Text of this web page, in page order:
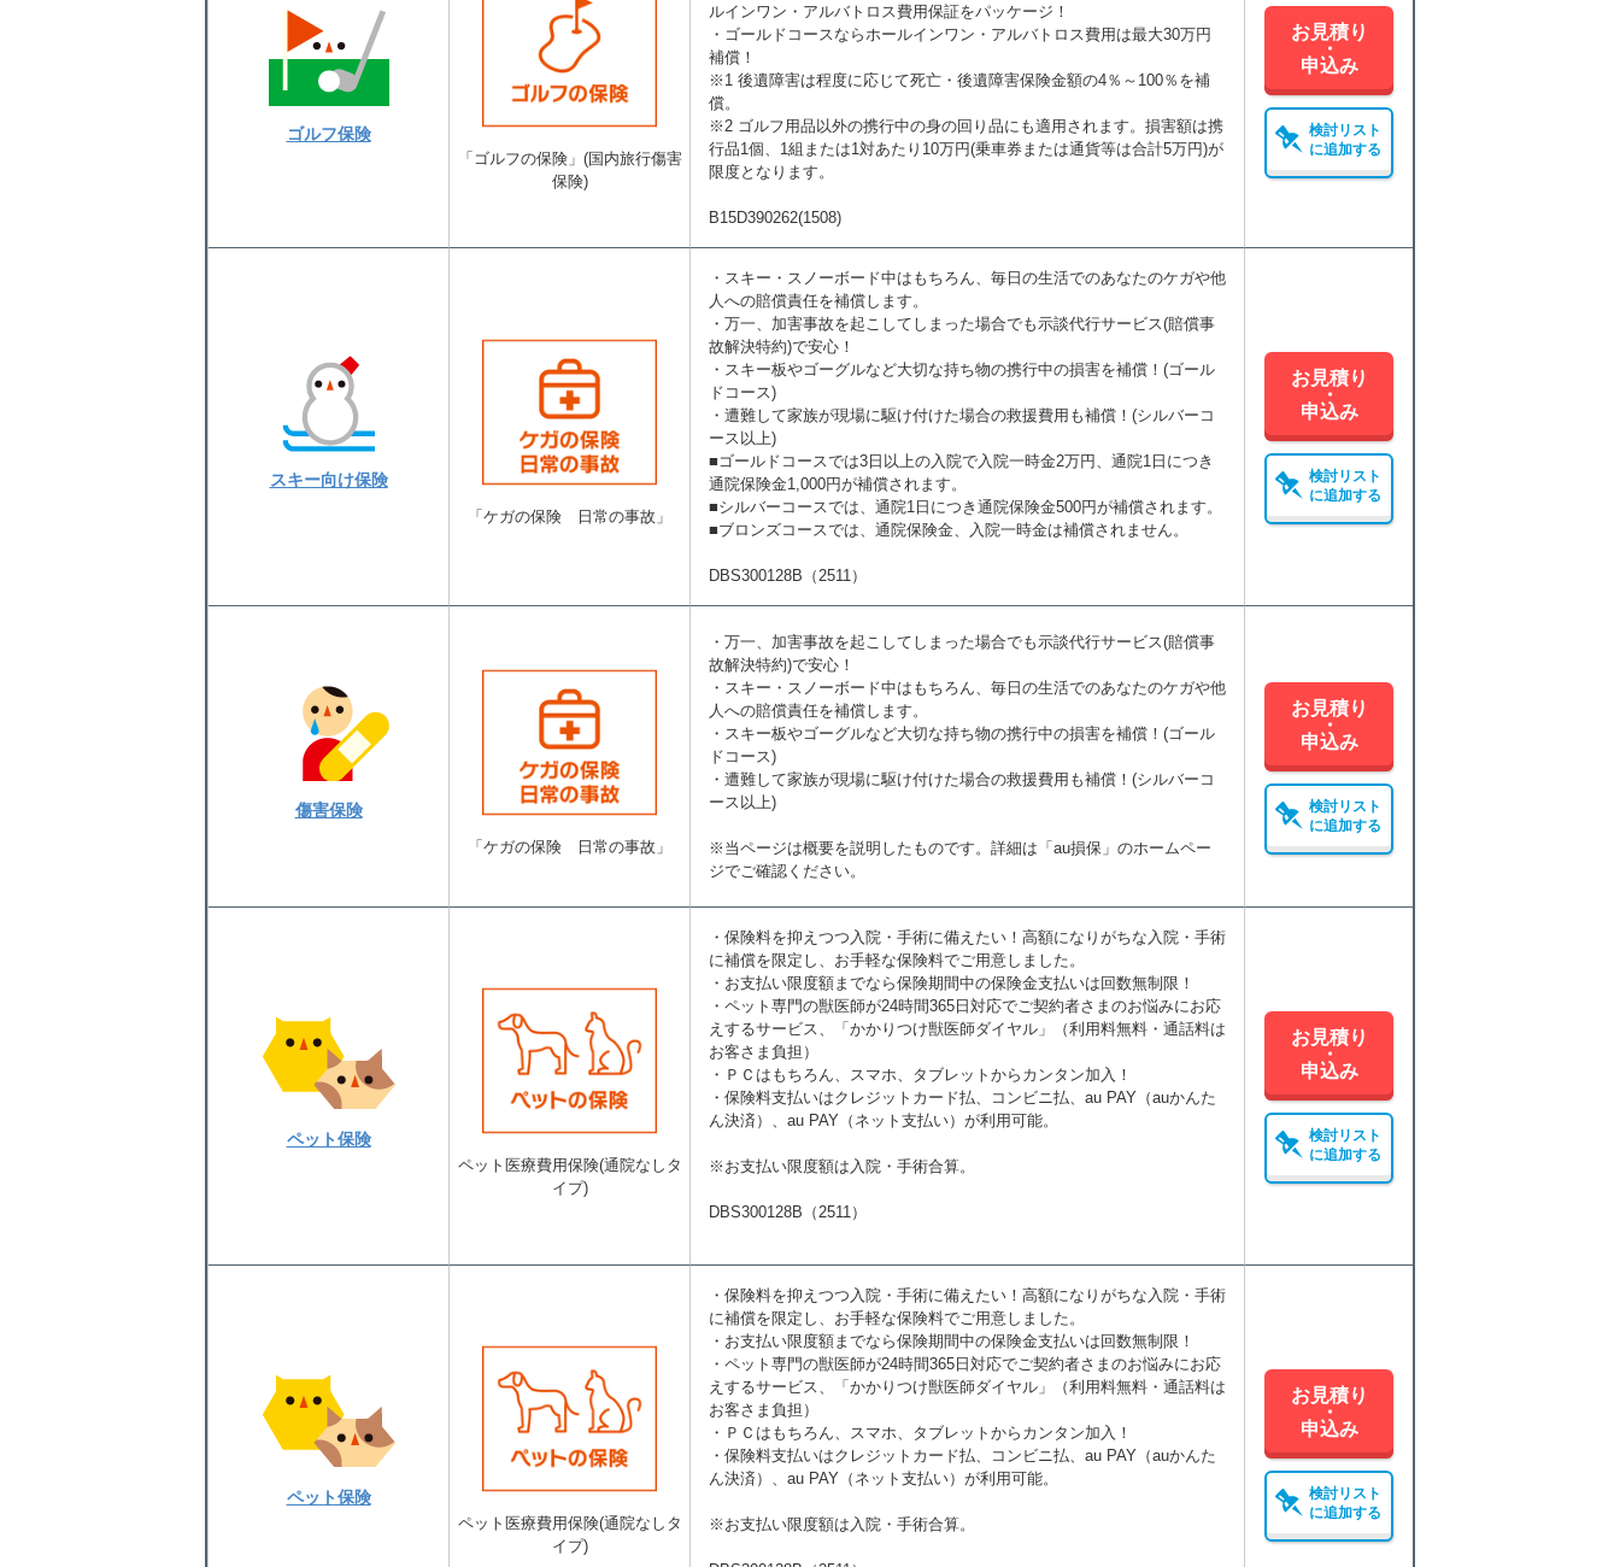
ゴルフ保険
「ゴルフの保険」(国内旅行傷害
保険)
ルインワン・アルバトロス費用保証をパッケージ！
・ゴールドコースならホールインワン・アルバトロス費用は最大30万円
補償！
※1 後遺障害は程度に応じて死亡・後遺障害保険金額の4％～100％を補
償。
※2 ゴルフ用品以外の携行中の身の回り品にも適用されます。損害額は携
行品1個、1組または1対あたり10万円(乗車券または通貨等は合計5万円)が
限度となります。
B15D390262(1508)
お見積り
・
申込み
検討リスト
に追加する
スキー向け保険
「ケガの保険 日常の事故」
・スキー・スノーボード中はもちろん、毎日の生活でのあなたのケガや他
人への賠償責任を補償します。
・万一、加害事故を起こしてしまった場合でも示談代行サービス(賠償事
故解決特約)で安心！
・スキー板やゴーグルなど大切な持ち物の携行中の損害を補償！(ゴール
ドコース)
・遭難して家族が現場に駆け付けた場合の救援費用も補償！(シルバーコ
ース以上)
■ゴールドコースでは3日以上の入院で入院一時金2万円、通院1日につき
通院保険金1,000円が補償されます。
■シルバーコースでは、通院1日につき通院保険金500円が補償されます。
■ブロンズコースでは、通院保険金、入院一時金は補償されません。
DBS300128B（2511）
お見積り
・
申込み
検討リスト
に追加する
傷害保険
「ケガの保険 日常の事故」
・万一、加害事故を起こしてしまった場合でも示談代行サービス(賠償事
故解決特約)で安心！
・スキー・スノーボード中はもちろん、毎日の生活でのあなたのケガや他
人への賠償責任を補償します。
・スキー板やゴーグルなど大切な持ち物の携行中の損害を補償！(ゴール
ドコース)
・遭難して家族が現場に駆け付けた場合の救援費用も補償！(シルバーコ
ース以上)
※当ページは概要を説明したものです。詳細は「au損保」のホームペー
ジでご確認ください。
お見積り
・
申込み
検討リスト
に追加する
ペット保険
ペット医療費用保険(通院なしタ
イプ)
・保険料を抑えつつ入院・手術に備えたい！高額になりがちな入院・手術
に補償を限定し、お手軽な保険料でご用意しました。
・お支払い限度額までなら保険期間中の保険金支払いは回数無制限！
・ペット専門の獣医師が24時間365日対応でご契約者さまのお悩みにお応
えするサービス、「かかりつけ獣医師ダイヤル」（利用料無料・通話料は
お客さま負担）
・ＰＣはもちろん、スマホ、タブレットからカンタン加入！
・保険料支払いはクレジットカード払、コンビニ払、au PAY（auかんた
ん決済）、au PAY（ネット支払い）が利用可能。
※お支払い限度額は入院・手術合算。
DBS300128B（2511）
お見積り
・
申込み
検討リスト
に追加する
ペット保険
ペット医療費用保険(通院なしタ
イプ)
・保険料を抑えつつ入院・手術に備えたい！高額になりがちな入院・手術
に補償を限定し、お手軽な保険料でご用意しました。
・お支払い限度額までなら保険期間中の保険金支払いは回数無制限！
・ペット専門の獣医師が24時間365日対応でご契約者さまのお悩みにお応
えするサービス、「かかりつけ獣医師ダイヤル」（利用料無料・通話料は
お客さま負担）
・ＰＣはもちろん、スマホ、タブレットからカンタン加入！
・保険料支払いはクレジットカード払、コンビニ払、au PAY（auかんた
ん決済）、au PAY（ネット支払い）が利用可能。
※お支払い限度額は入院・手術合算。
お見積り
・
申込み
検討リスト
に追加する